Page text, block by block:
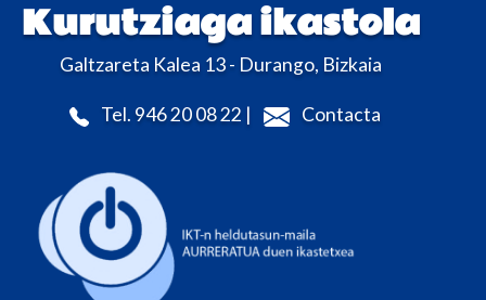
Kurutziaga ikastola
Galtzareta Kalea 13 - Durango, Bizkaia
Tel. 946 20 08 22 | Contacta